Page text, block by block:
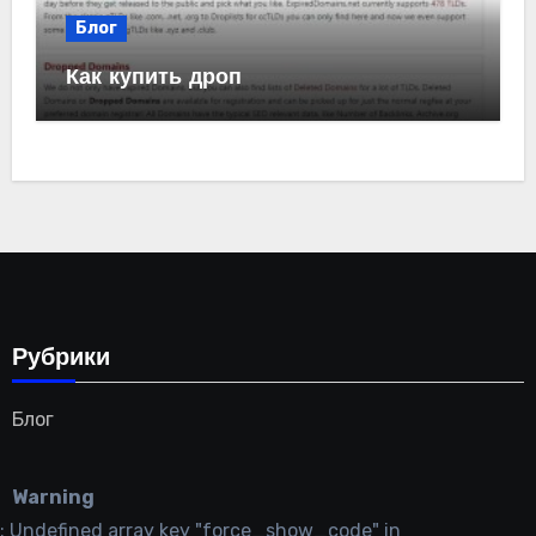
Блог
Как купить дроп
Рубрики
Блог
Warning
: Undefined array key "force_show_code" in